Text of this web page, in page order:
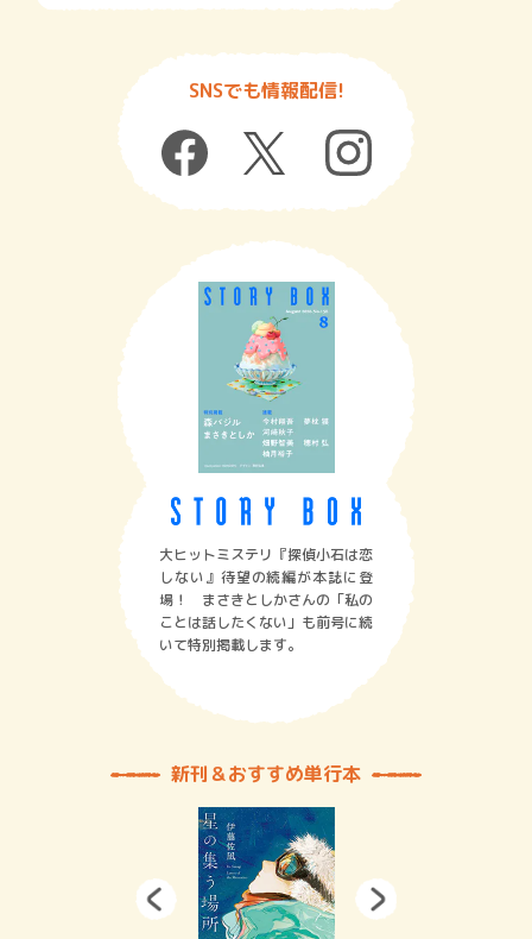
SNSでも情報配信!
大ヒットミステリ『探偵小石は恋
しない』待望の続編が本誌に登
場！ まさきとしかさんの「私の
ことは話したくない」も前号に続
いて特別掲載します。
新刊＆おすすめ単行本